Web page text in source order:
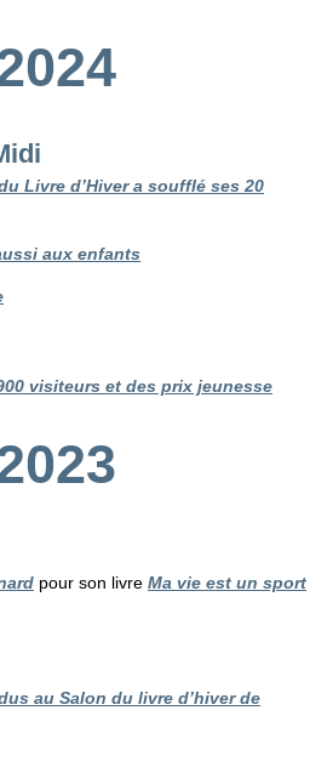
Livre d’Hiver a soufflé ses 20
aux enfants
visiteurs et des prix jeunesse
pour son livre Ma vie est un sport
au Salon du livre d’hiver de